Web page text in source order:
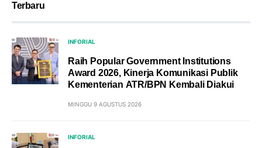
Terbaru
INFORIAL
Raih Popular Government Institutions
Award 2026, Kinerja Komunikasi Publik
Kementerian ATR/BPN Kembali Diakui
MINGGU 9 AGUSTUS 2026
INFORIAL